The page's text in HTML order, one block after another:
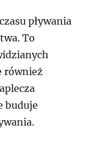
pływania
To
również
buduje